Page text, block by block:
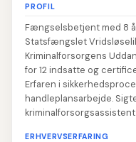
PROFIL
Fængselsbetjent med 8
Statsfængslet
Kriminalforsorgens
for 12 indsatte og
Erfaren i
handleplansarbejde.
kriminalforsorgsassistent.
ERHVERVSERFARING